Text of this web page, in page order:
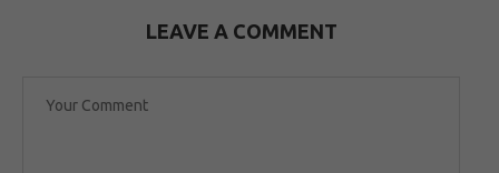
LEAVE A COMMENT